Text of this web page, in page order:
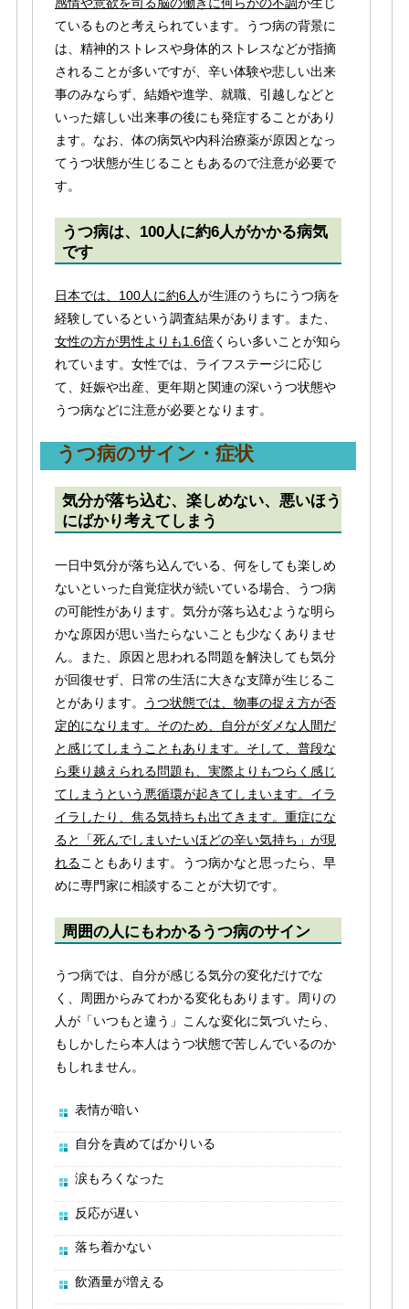
ているものと考えられています。うつ病の背景に
は、精神的ストレスや身体的ストレスなどが指摘
されることが多いですが、辛い体験や悲しい出来
事のみならず、結婚や進学、就職、引越しなどと
いった嬉しい出来事の後にも発症することがあり
ます。なお、体の病気や内科治療薬が原因となっ
てうつ状態が生じることもあるので注意が必要で
す。
うつ病は、100人に約6人がかかる病気
です
日本では、100人に約6人が生涯のうちにうつ病を
経験しているという調査結果があります。また、
女性の方が男性よりも1.6倍くらい多いことが知ら
れています。女性では、ライフステージに応じ
て、妊娠や出産、更年期と関連の深いうつ状態や
うつ病などに注意が必要となります。
うつ病のサイン・症状
気分が落ち込む、楽しめない、悪いほう
にばかり考えてしまう
一日中気分が落ち込んでいる、何をしても楽しめ
ないといった自覚症状が続いている場合、うつ病
の可能性があります。気分が落ち込むような明ら
かな原因が思い当たらないことも少なくありませ
ん。また、原因と思われる問題を解決しても気分
が回復せず、日常の生活に大きな支障が生じるこ
とがあります。
うつ状態では、物事の捉え方が否
定的になります。そのため、自分がダメな人間だ
と感じてしまうこともあります。そして、普段な
ら乗り越えられる問題も、実際よりもつらく感じ
てしまうという悪循環が起きてしまいます。イラ
イラしたり、焦る気持ちも出てきます。重症にな
ると「死んでしまいたいほどの辛い気持ち」が現
れることもあります。うつ病かなと思ったら、早
めに専門家に相談することが大切です。
周囲の人にもわかるうつ病のサイン
うつ病では、自分が感じる気分の変化だけでな
く、周囲からみてわかる変化もあります。周りの
人が「いつもと違う」こんな変化に気づいたら、
もしかしたら本人はうつ状態で苦しんでいるのか
もしれません。
表情が暗い
自分を責めてばかりいる
涙もろくなった
反応が遅い
落ち着かない
飲酒量が増える